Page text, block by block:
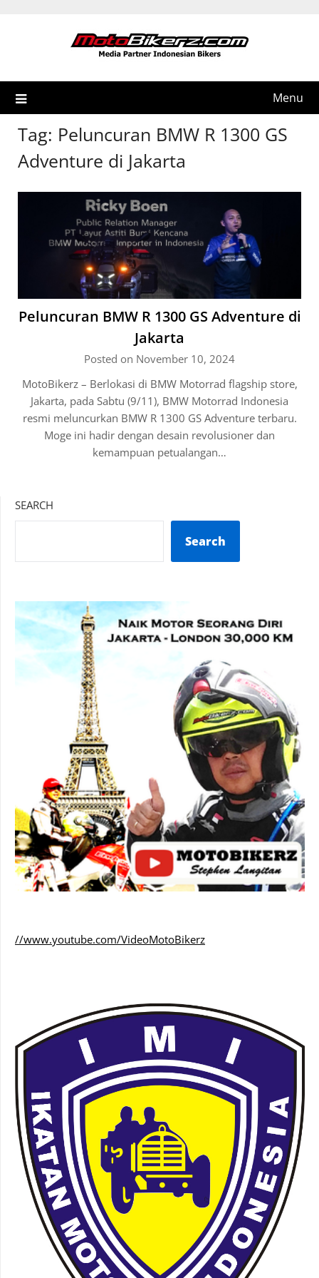
Menu
Tag: Peluncuran BMW R 1300 GS
Adventure di Jakarta
Peluncuran BMW R 1300 GS Adventure di
Jakarta
Posted on November 10, 2024
MotoBikerz – Berlokasi di BMW Motorrad flagship store,
Jakarta, pada Sabtu (9/11), BMW Motorrad Indonesia
resmi meluncurkan BMW R 1300 GS Adventure terbaru.
Moge ini hadir dengan desain revolusioner dan
kemampuan petualangan…
SEARCH
Search
//www.youtube.com/VideoMotoBikerz